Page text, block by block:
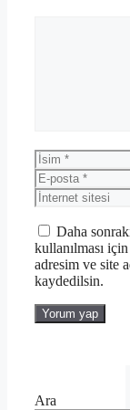
İsim
E-
posta
İnternet
sitesi
Daha
kullanılması
adresim ve site
kaydedilsin.
Ara